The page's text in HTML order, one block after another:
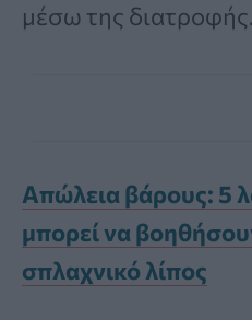
μέσω της διατροφής.
Απώλεια βάρους: 5
μπορεί να
σπλαχνικό λίπος